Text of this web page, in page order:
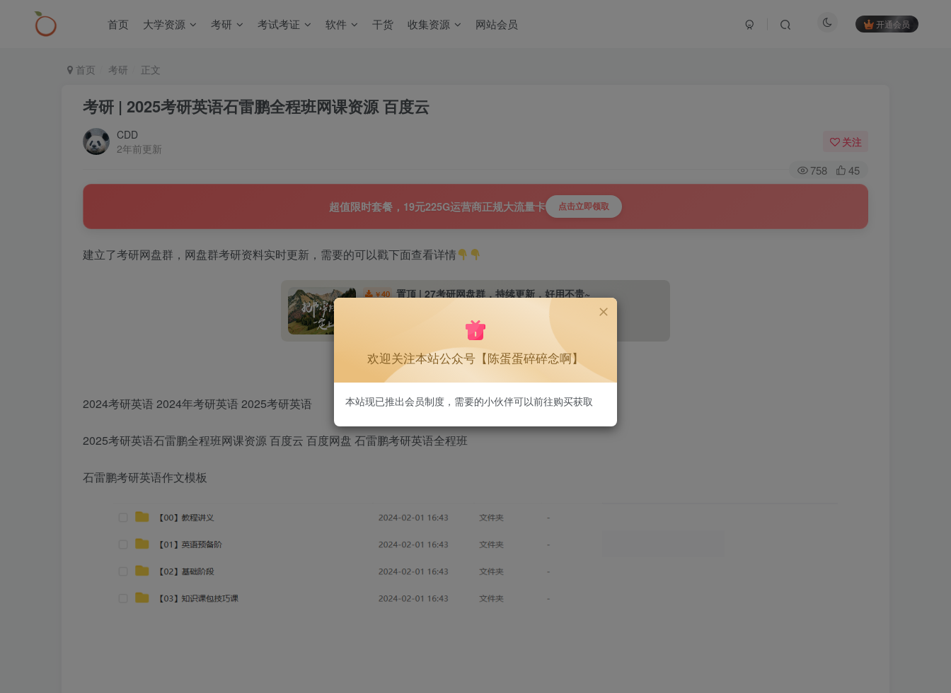
首页 大学资源 考研 考试考证 软件 干货 收集资源 网站会员 开通会员
首页 考研 正文
考研 | 2025考研英语石雷鹏全程班网课资源 百度云
CDD
2年前更新
关注
758 45
超值限时套餐，19元225G运营商正规大流量卡 点击立即领取
建立了考研网盘群，网盘群考研资料实时更新，需要的可以戳下面查看详情
￥40 置顶 | 27考研网盘群，持续更新，好用不贵~
2024考研英语 2024年考研英语 2025考研英语
2025考研英语石雷鹏全程班网课资源 百度云 百度网盘 石雷鹏考研英语全程班
石雷鹏考研英语作文模板
欢迎关注本站公众号【陈蛋蛋碎碎念啊】
本站现已推出会员制度，需要的小伙伴可以前往购买获取